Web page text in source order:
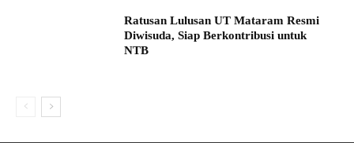
Ratusan Lulusan UT Mataram Resmi
Diwisuda, Siap Berkontribusi untuk
NTB